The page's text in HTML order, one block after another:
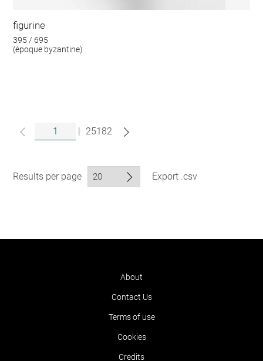
figurine
395 / 695
(époque byzantine)
| 25182
Results per page Export .csv
About
Contact Us
Terms of use
Cookies
Credits